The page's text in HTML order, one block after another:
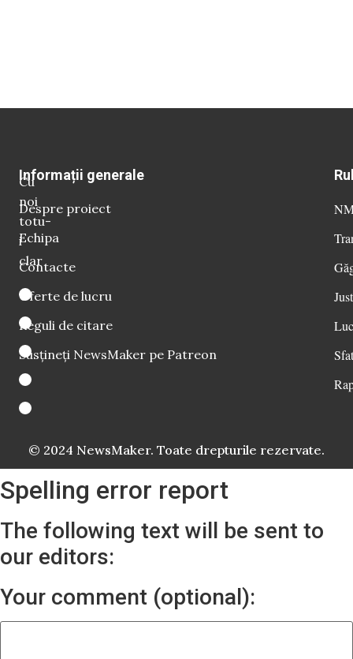
Cu
noi
totu-
i
clar
Informații generale
Despre proiect
Echipa
Contacte
Oferte de lucru
Reguli de citare
Susțineți NewsMaker pe Patreon
© 2024 NewsMaker. Toate drepturile rezervate.
Spelling error report
The following text will be sent to
our editors:
Your comment (optional):